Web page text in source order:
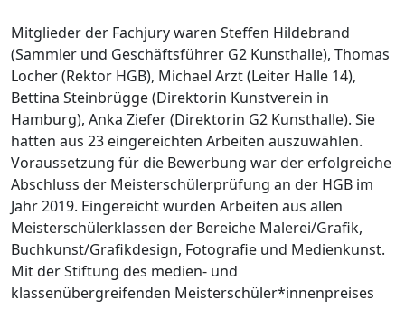
Mitglieder der Fachjury waren Steffen Hildebrand
(Sammler und Geschäftsführer G2 Kunsthalle), Thomas
Locher (Rektor HGB), Michael Arzt (Leiter Halle 14),
Bettina Steinbrügge (Direktorin Kunstverein in
Hamburg), Anka Ziefer (Direktorin G2 Kunsthalle). Sie
hatten aus 23 eingereichten Arbeiten auszuwählen.
Voraussetzung für die Bewerbung war der erfolgreiche
Abschluss der Meisterschülerprüfung an der HGB im
Jahr 2019. Eingereicht wurden Arbeiten aus allen
Meisterschülerklassen der Bereiche Malerei/Grafik,
Buchkunst/Grafikdesign, Fotografie und Medienkunst.
Mit der Stiftung des medien- und
klassenübergreifenden Meisterschüler*innenpreises